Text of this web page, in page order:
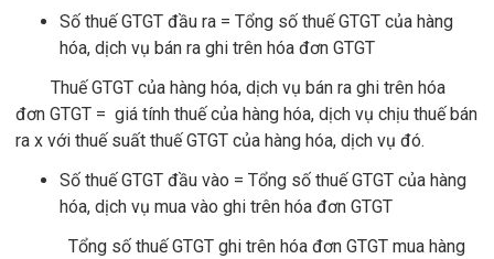
Số thuế GTGT đầu ra = Tổng số thuế GTGT của hàng
hóa, dịch vụ bán ra ghi trên hóa đơn GTGT
Thuế GTGT của hàng hóa, dịch vụ bán ra ghi trên hóa
đơn GTGT = giá tính thuế của hàng hóa, dịch vụ chịu thuế bán
ra x với thuế suất thuế GTGT của hàng hóa, dịch vụ đó.
Số thuế GTGT đầu vào = Tổng số thuế GTGT của hàng
hóa, dịch vụ mua vào ghi trên hóa đơn GTGT
Tổng số thuế GTGT ghi trên hóa đơn GTGT mua hàng